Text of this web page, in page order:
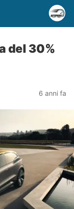
del 30%
6 anni fa